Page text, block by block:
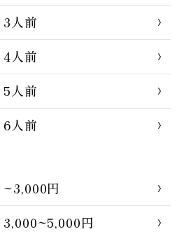
3人前
4人前
5人前
6人前
~3,000円
3,000~5,000円